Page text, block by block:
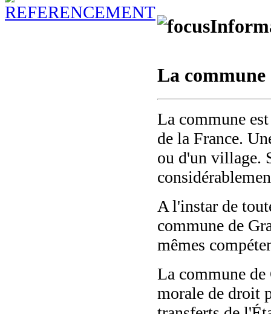
La
La commune
de la France.
ou d'un village.
A l'instar de
commune de
mêmes
La commune
morale de droit